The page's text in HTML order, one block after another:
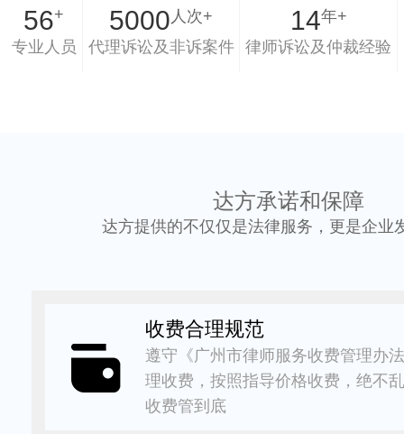
56+
专业人员
5000人次+
代理诉讼及非诉案件
14年+
律师诉讼及仲裁经验
达方承诺和保障
达方提供的不仅仅是法律服务，更是企业
收费合理规范
遵守《广州市律师服务收费管理办
理收费，按照指导价格收费，绝不
收费管到底